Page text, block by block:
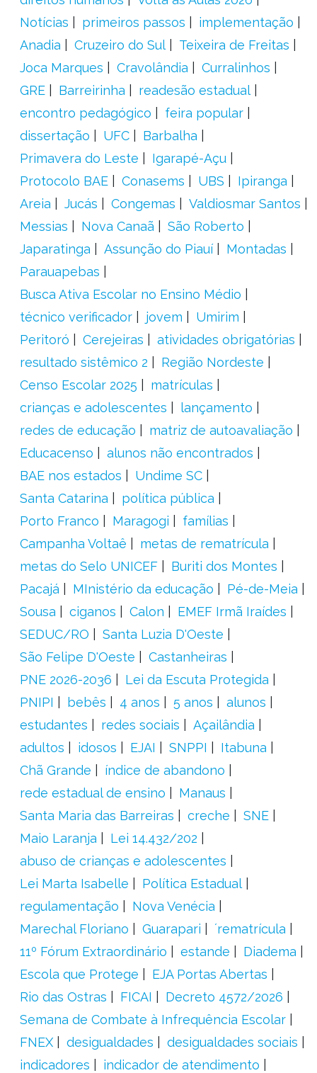
Notícias
primeiros passos
implementação
Anadia
Cruzeiro do Sul
Teixeira de Freitas
Joca Marques
Cravolândia
Curralinhos
GRE
Barreirinha
readesão estadual
encontro pedagógico
feira popular
dissertação
UFC
Barbalha
Primavera do Leste
Igarapé-Açu
Protocolo BAE
Conasems UBS
Ipiranga
Areia
Jucás Congemas
Valdiosmar Santos
Messias
Nova Canaã
São Roberto
Japaratinga
Assunção do Piauí
Montadas
Parauapebas
Busca Ativa Escolar no Ensino Médio
técnico verificador
jovem
Umirim
Peritoró
Cerejeiras
atividades obrigatórias
resultado sistêmico 2
Região Nordeste
Censo Escolar 2025
matrículas
crianças e adolescentes
lançamento
redes de educação
matriz de autoavaliação
Educacenso
alunos não encontrados
BAE nos estados
Undime SC
Santa Catarina
política pública
Porto Franco
Maragogi
famílias
Campanha Voltaê
metas de rematrícula
metas do Selo UNICEF
Buriti dos Montes
Pacajá
MInistério da educação
Pé-de-Meia
Sousa
ciganos Calon
EMEF Irmã Iraídes
SEDUC/RO
Santa Luzia D'Oeste
São Felipe D'Oeste
Castanheiras
PNE 2026-2036
Lei da Escuta Protegida
PNIPI
bebês 4 anos 5 anos
alunos
estudantes
redes sociais
Açailândia
adultos
idosos EJAI SNPPI
Itabuna
Chã Grande
índice de abandono
rede estadual de ensino
Manaus
Santa Maria das Barreiras
creche
SNE
Maio Laranja
Lei 14.432/202
abuso de crianças e adolescentes
Lei Marta Isabelle
Política Estadual
regulamentação
Nova Venécia
Marechal Floriano
Guarapari
´rematrícula
11º Fórum Extraordinário
estande
Diadema
Escola que Protege
EJA Portas Abertas
Rio das Ostras
FICAI
Decreto 4572/2026
Semana de Combate à Infrequência Escolar
FNEX
desigualdades
desigualdades sociais
indicadores
indicador de atendimento